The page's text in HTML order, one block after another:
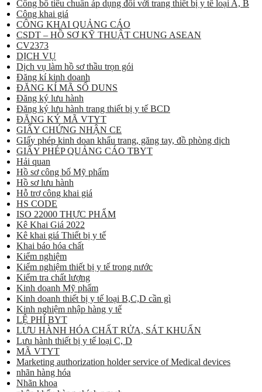
Công bố tiêu chuẩn áp dụng đối với trang thiết bị y tế loại A, B
Công khai giá
CÔNG KHAI QUẢNG CÁO
CSDT – HỒ SƠ KỸ THUẬT CHUNG ASEAN
CV2373
DỊCH VỤ
Dịch vụ làm hồ sơ thầu trọn gói
Đăng kí kinh doanh
ĐĂNG KÍ MÃ SỐ DUNS
Đăng ký lưu hành
Đăng ký lưu hành trang thiết bị y tế BCD
ĐĂNG KÝ MÃ VTYT
GIẤY CHỨNG NHẬN CE
GIấy phép kinh doan khẩu trang, găng tay, đồ phòng dịch
GIẤY PHÉP QUẢNG CÁO TBYT
Hải quan
Hồ sơ công bố Mỹ phẩm
Hồ sơ lưu hành
Hỗ trợ công khai giá
HS CODE
ISO 22000 THỰC PHẨM
Kê Khai Giá 2022
Kê khai giá Thiết bị y tế
Khai báo hóa chất
Kiểm nghiệm
Kiểm nghiệm thiết bị y tế trong nước
Kiểm tra chất lượng
Kinh doanh Mỹ phẩm
Kinh doanh thiết bị y tế loại B,C,D cần gì
Kinh nghiệm nhập hàng y tế
LỆ PHÍ BYT
LƯU HÀNH HÓA CHẤT RỬA, SÁT KHUẨN
Lưu hành thiết bị y tế loại C, D
MÃ VTYT
Marketing authorization holder service of Medical devices
nhãn hàng hóa
Nhãn khoa